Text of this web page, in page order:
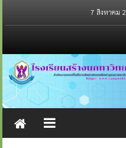
7 สิงหาคม